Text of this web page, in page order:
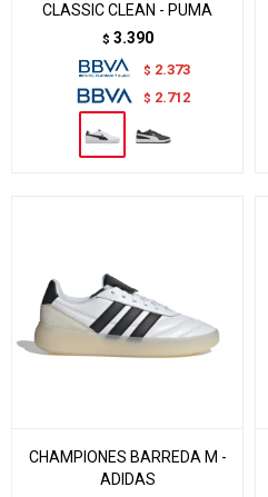
CLASSIC CLEAN - PUMA
$ 3.390
$ 2.373
$ 2.712
CHAMPIONES BARREDA M -
ADIDAS